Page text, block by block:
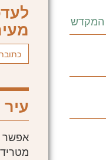
המקדש
אפשר